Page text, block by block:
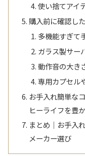
使い捨てアイ
購入前に確認し
多機能すぎて
ガラス製サー
動作音の大き
専用カプセル
お手入れ簡単な
ヒーライフを豊
まとめ｜お手入
メーカー選び